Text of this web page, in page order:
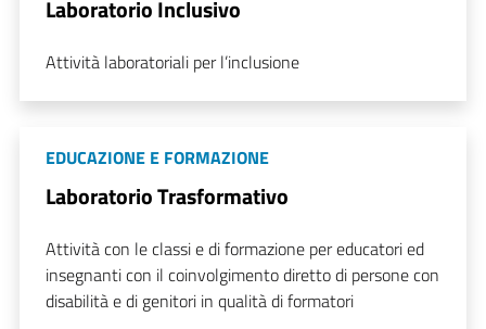
Laboratorio Inclusivo
Attività laboratoriali per l’inclusione
EDUCAZIONE E FORMAZIONE
Laboratorio Trasformativo
Attività con le classi e di formazione per educatori ed
insegnanti con il coinvolgimento diretto di persone con
disabilità e di genitori in qualità di formatori